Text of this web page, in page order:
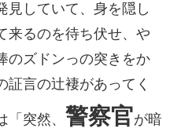
見していて、身を隠し
来るのを待ち伏せ、や
のズドンっの突きをか
証言の辻褄があってく
突然、 警察官が暗